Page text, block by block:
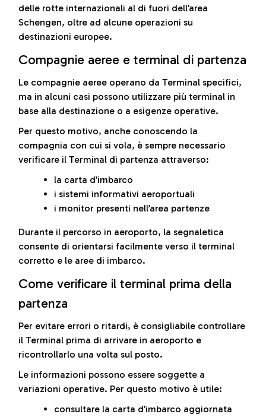
delle rotte internazionali al di fuori dell’area
Schengen, oltre ad alcune operazioni su
destinazioni europee.
Compagnie aeree e terminal di partenza
Le compagnie aeree operano da Terminal specifici,
ma in alcuni casi possono utilizzare più terminal in
base alla destinazione o a esigenze operative.
Per questo motivo, anche conoscendo la
compagnia con cui si vola, è sempre necessario
verificare il Terminal di partenza attraverso:
la carta d’imbarco
i sistemi informativi aeroportuali
i monitor presenti nell’area partenze
Durante il percorso in aeroporto, la segnaletica
consente di orientarsi facilmente verso il terminal
corretto e le aree di imbarco.
Come verificare il terminal prima della
partenza
Per evitare errori o ritardi, è consigliabile controllare
il Terminal prima di arrivare in aeroporto e
ricontrollarlo una volta sul posto.
Le informazioni possono essere soggette a
variazioni operative. Per questo motivo è utile:
consultare la carta d’imbarco aggiornata